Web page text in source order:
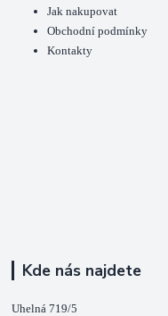
Jak nakupovat
Obchodní podmínky
Kontakty
Kde nás najdete
Uhelná 719/5